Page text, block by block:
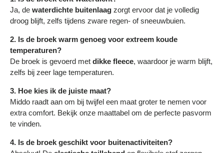
Ja, de waterdichte buitenlaag zorgt ervoor dat je volledig
droog blijft, zelfs tijdens zware regen- of sneeuwbuien.
2. Is de broek warm genoeg voor extreem koude
temperaturen?
De broek is gevoerd met dikke fleece, waardoor je warm blijft,
zelfs bij zeer lage temperaturen.
3. Hoe kies ik de juiste maat?
Middo raadt aan om bij twijfel een maat groter te nemen voor
extra comfort. Bekijk onze maattabel om de perfecte pasvorm
te vinden.
4. Is de broek geschikt voor buitenactiviteiten?